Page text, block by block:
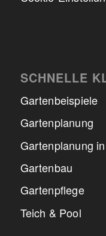
SCHNELLE
Gartenbeispiele
Gartenplanung
Gartenplanung
Gartenbau
Gartenpflege
Teich & Pool